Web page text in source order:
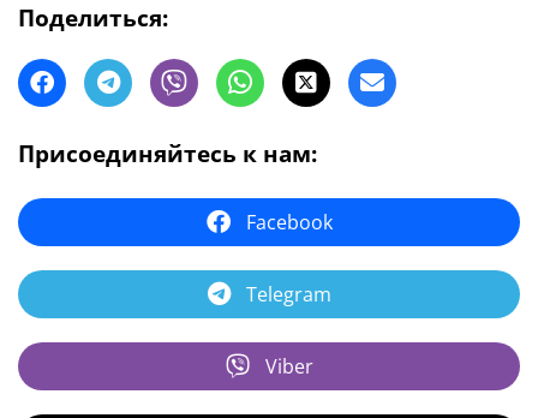
Поделиться:
Присоединяйтесь к нам:
Facebook
Telegram
Viber